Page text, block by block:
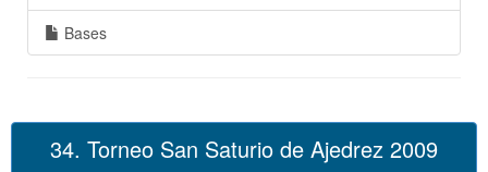
Bases
34. Torneo San Saturio de Ajedrez 2009